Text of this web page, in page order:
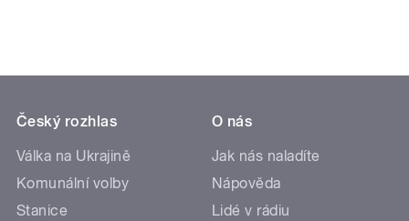
Český rozhlas
Válka na Ukrajině
Komunální volby
Stanice
O nás
Jak nás naladíte
Nápověda
Lidé v rádiu